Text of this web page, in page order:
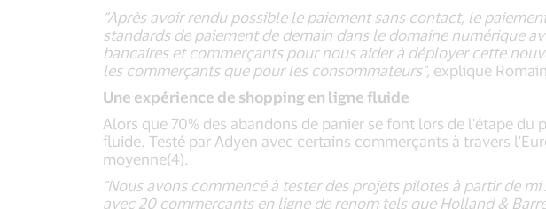
“Après avoir rendu possible le paiement sans contact, le
standards de paiement de demain dans le domaine numérique
bancaires et commerçants pour nous aider à déployer cette
les commerçants que pour les consommateurs", explique
Une expérience de shopping en ligne fluide
Alors que 70% des abandons de panier se font lors de l'étape
fluide. Testé par Adyen avec certains commerçants à travers
moyenne(4).
"Nous avons commencé à tester des projets pilotes à partir de
avec 20 commerçants en ligne de renom tels que Holland &